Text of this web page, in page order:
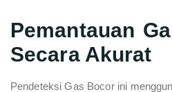
Pemantauan
Secara Akurat
Pendeteksi Gas Bocor ini